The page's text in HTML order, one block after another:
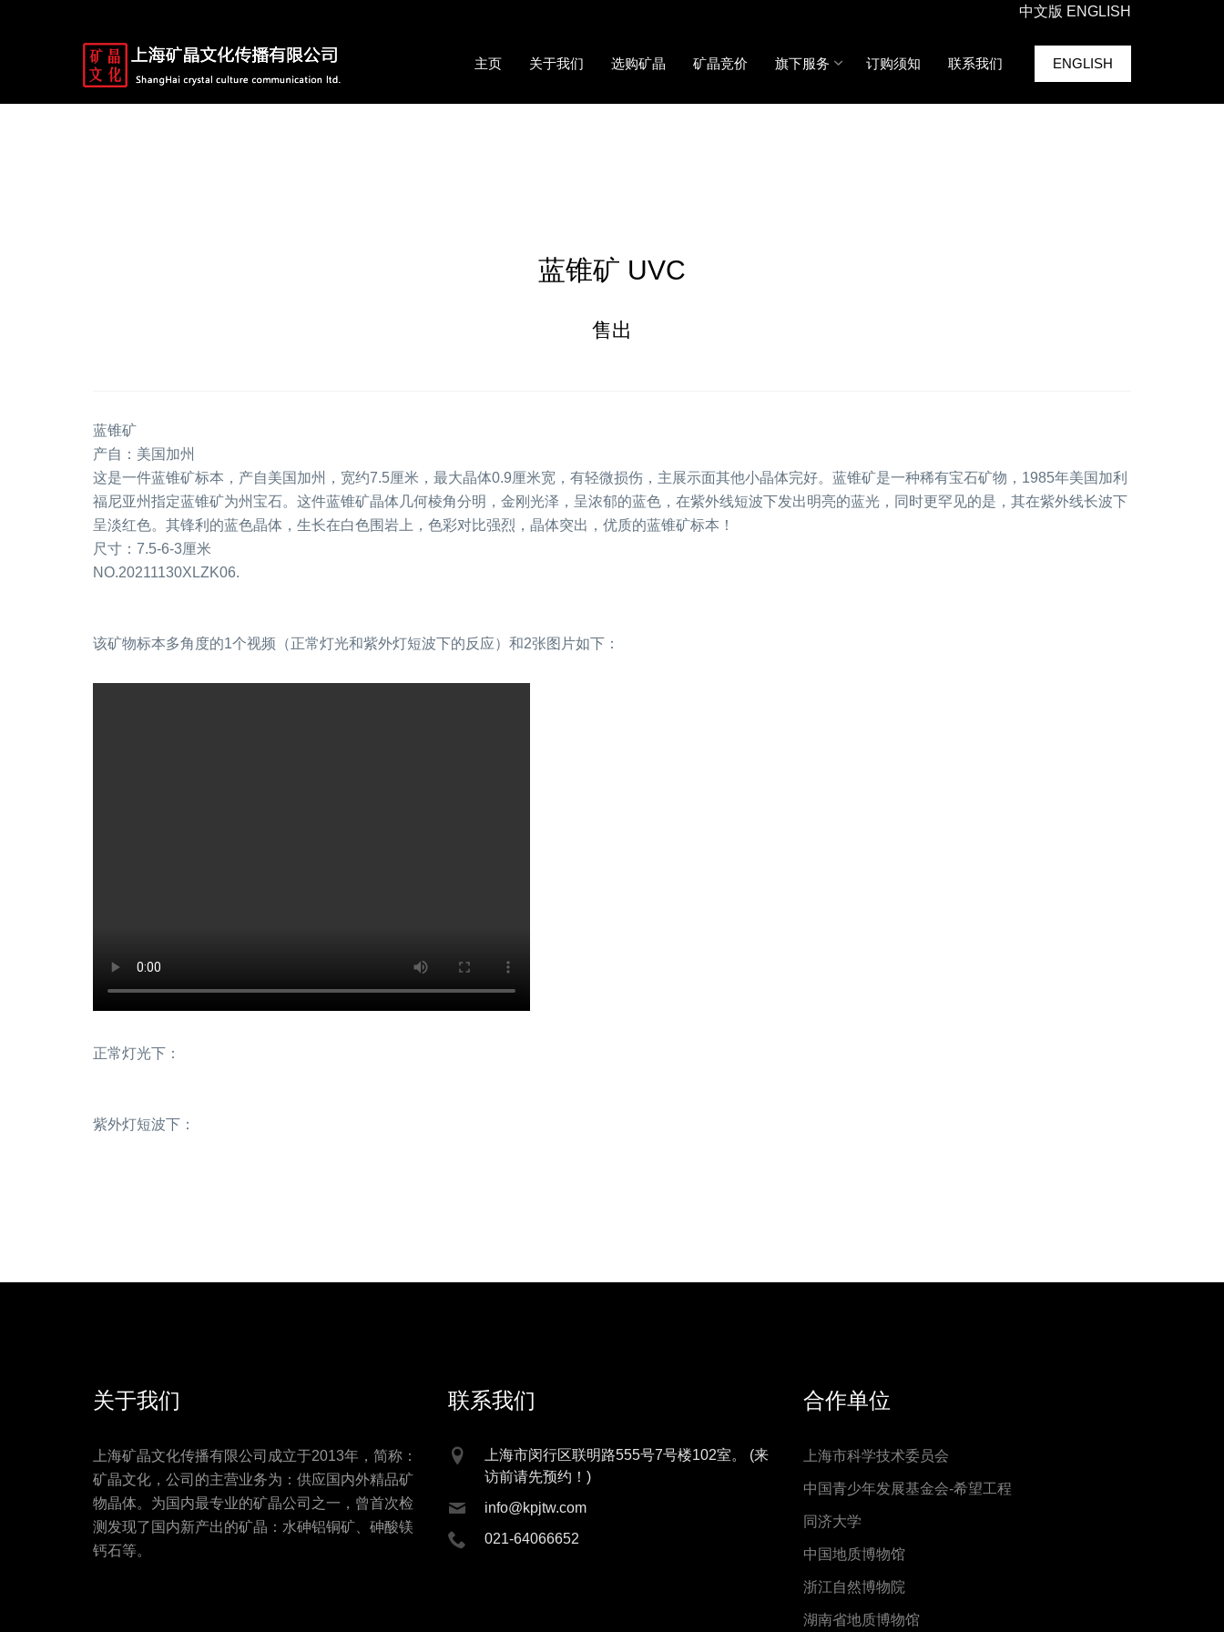
中文版 ENGLISH
主页 关于我们 选购矿晶 矿晶竞价 旗下服务 订购须知 联系我们 ENGLISH
蓝锥矿 UVC
售出
蓝锥矿
产自：美国加州
这是一件蓝锥矿标本，产自美国加州，宽约7.5厘米，最大晶体0.9厘米宽，有轻微损伤，主展示面其他小晶体完好。蓝锥矿是一种稀有宝石矿物，1985年美国加利
福尼亚州指定蓝锥矿为州宝石。这件蓝锥矿晶体几何棱角分明，金刚光泽，呈浓郁的蓝色，在紫外线短波下发出明亮的蓝光，同时更罕见的是，其在紫外线长波下
呈淡红色。其锋利的蓝色晶体，生长在白色围岩上，色彩对比强烈，晶体突出，优质的蓝锥矿标本！
尺寸：7.5-6-3厘米
NO.20211130XLZK06.
该矿物标本多角度的1个视频（正常灯光和紫外灯短波下的反应）和2张图片如下：
正常灯光下：
紫外灯短波下：
关于我们
上海矿晶文化传播有限公司成立于2013年，简称：
矿晶文化，公司的主营业务为：供应国内外精品矿
物晶体。为国内最专业的矿晶公司之一，曾首次检
测发现了国内新产出的矿晶：水砷铝铜矿、砷酸镁
钙石等。
联系我们
上海市闵行区联明路555号7号楼102室。 (来
访前请先预约！)
info@kpjtw.com
021-64066652
合作单位
上海市科学技术委员会
中国青少年发展基金会-希望工程
同济大学
中国地质博物馆
浙江自然博物院
湖南省地质博物馆